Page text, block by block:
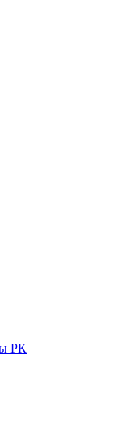
РК